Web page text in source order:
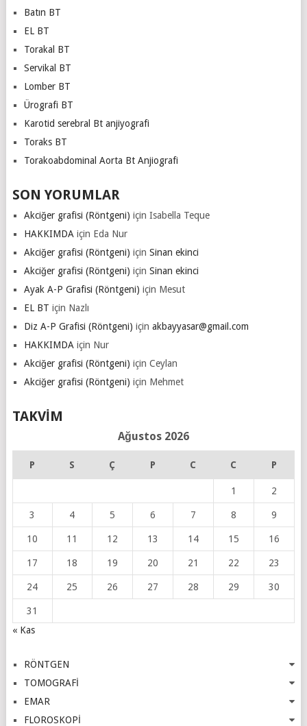
Batın BT
EL BT
Torakal BT
Servikal BT
Lomber BT
Ürografi BT
Karotid serebral Bt anjiyografi
Toraks BT
Torakoabdominal Aorta Bt Anjiografi
SON YORUMLAR
Akciğer grafisi (Röntgeni) için Isabella Teque
HAKKIMDA için Eda Nur
Akciğer grafisi (Röntgeni) için Sinan ekinci
Akciğer grafisi (Röntgeni) için Sinan ekinci
Ayak A-P Grafisi (Röntgeni) için Mesut
EL BT için Nazlı
Diz A-P Grafisi (Röntgeni) için akbayyasar@gmail.com
HAKKIMDA için Nur
Akciğer grafisi (Röntgeni) için Ceylan
Akciğer grafisi (Röntgeni) için Mehmet
TAKVIM
Ağustos 2026
P S Ç P C C P
1 2
3 4 5 6 7 8 9
10 11 12 13 14 15 16
17 18 19 20 21 22 23
24 25 26 27 28 29 30
31
« Kas
RÖNTGEN
TOMOGRAFİ
EMAR
FLOROSKOPİ